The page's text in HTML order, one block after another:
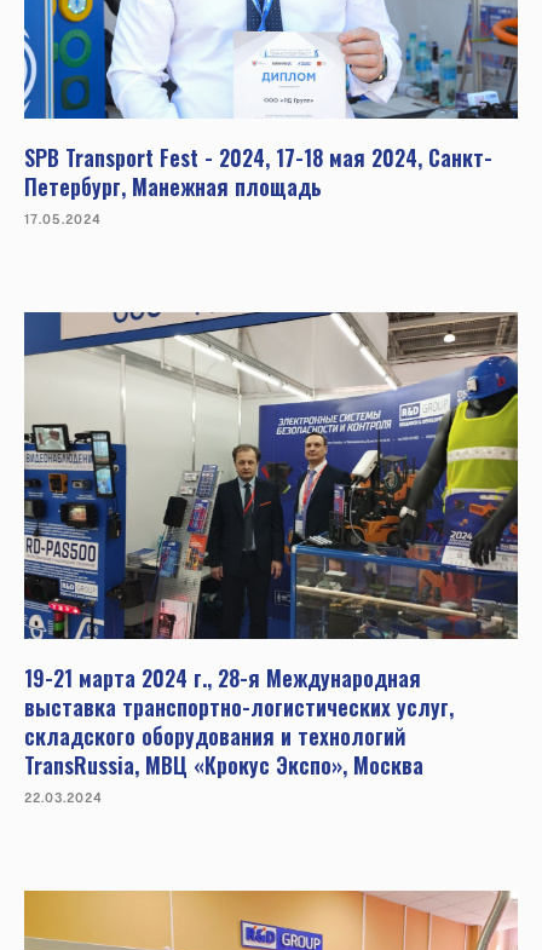
SPB Transport Fest - 2024, 17-18 мая 2024, Санкт-
Петербург, Манежная площадь
17.05.2024
19-21 марта 2024 г., 28-я Международная
выставка транспортно-логистических услуг,
складского оборудования и технологий
TransRussia, МВЦ «Крокус Экспо», Москва
22.03.2024